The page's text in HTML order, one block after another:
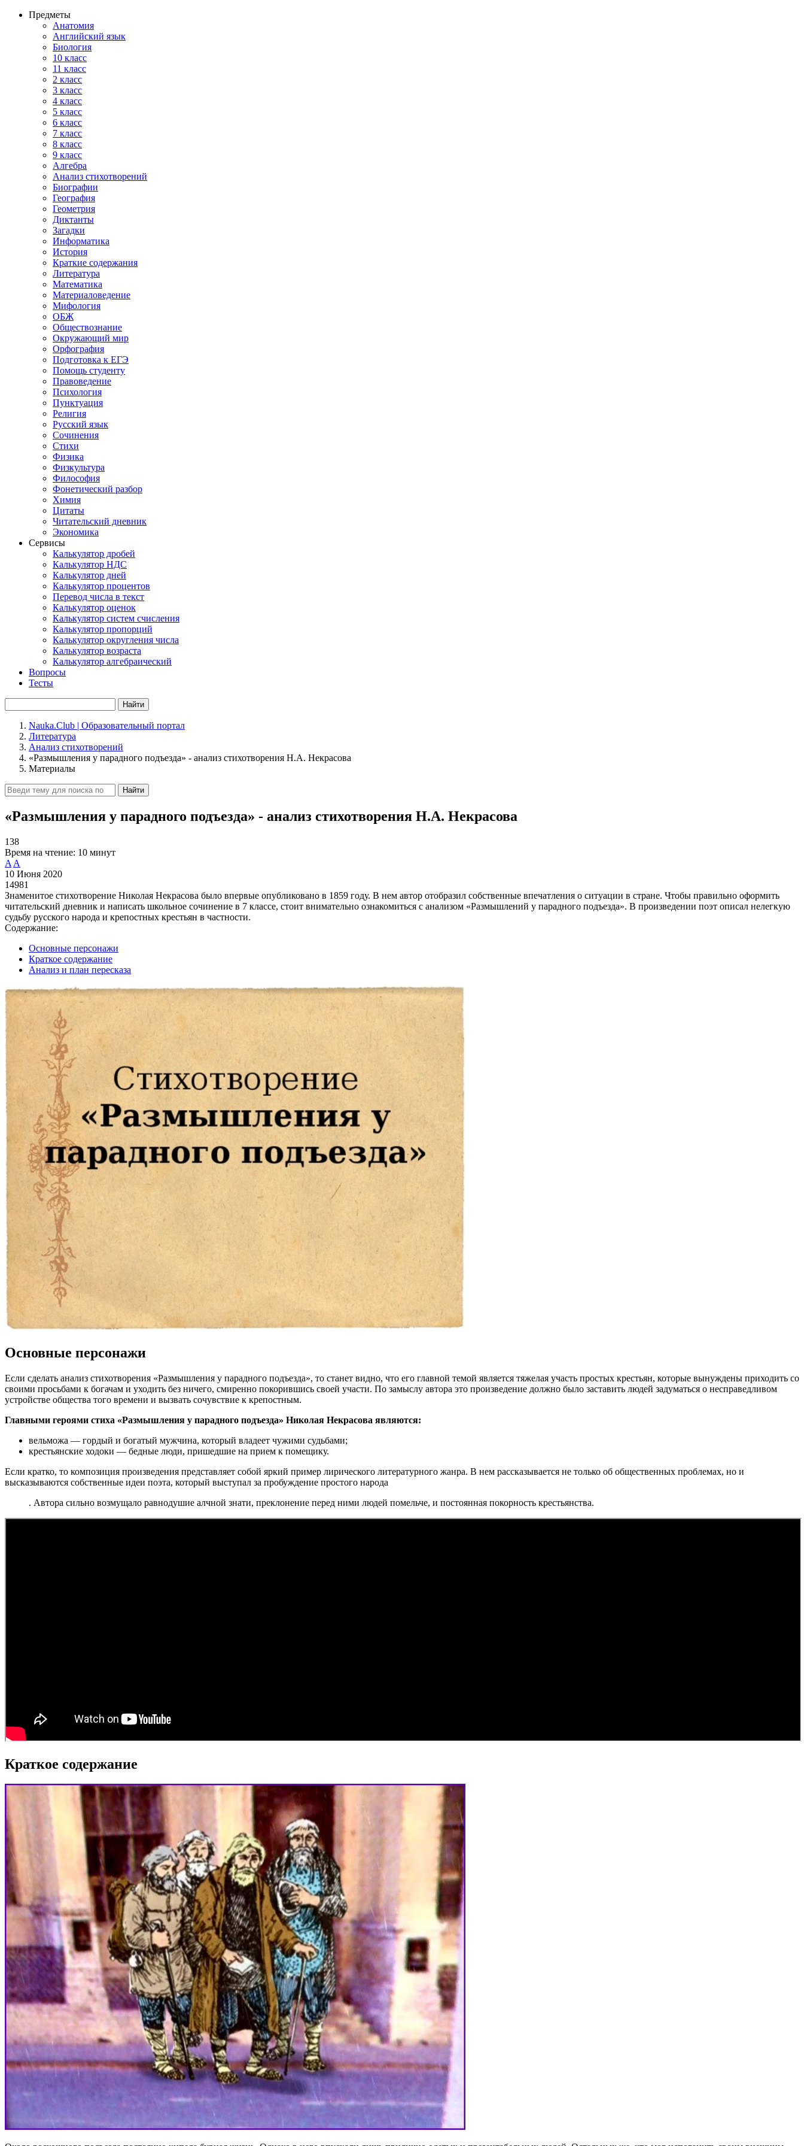
Предметы
Анатомия
Английский язык
Биология
10 класс
11 класс
2 класс
3 класс
4 класс
5 класс
6 класс
7 класс
8 класс
9 класс
Алгебра
Анализ стихотворений
Биографии
География
Геометрия
Диктанты
Загадки
Информатика
История
Краткие содержания
Литература
Математика
Материаловедение
Мифология
ОБЖ
Обществознание
Окружающий мир
Орфография
Подготовка к ЕГЭ
Помощь студенту
Правоведение
Психология
Пунктуация
Религия
Русский язык
Сочинения
Стихи
Физика
Физкультура
Философия
Фонетический разбор
Химия
Цитаты
Читательский дневник
Экономика
Сервисы
Калькулятор дробей
Калькулятор НДС
Калькулятор дней
Калькулятор процентов
Перевод числа в текст
Калькулятор оценок
Калькулятор систем счисления
Калькулятор пропорций
Калькулятор округления числа
Калькулятор возраста
Калькулятор алгебраический
Вопросы
Тесты
Найти
Nauka.Club | Образовательный портал
Литература
Анализ стихотворений
«Размышления у парадного подъезда» - анализ стихотворения Н.А. Некрасова
Материалы
Найти
«Размышления у парадного подъезда» - анализ стихотворения Н.А. Некрасова
138
Время на чтение: 10 минут
A A
10 Июня 2020
14981
Знаменитое стихотворение Николая Некрасова было впервые опубликовано в 1859 году. В нем автор отобразил собственные впечатления о ситуации в стране. Чтобы правильно оформить
читательский дневник и написать школьное сочинение в 7 классе, стоит внимательно ознакомиться с анализом «Размышлений у парадного подъезда». В произведении поэт описал нелегкую
судьбу русского народа и крепостных крестьян в частности.
Содержание:
Основные персонажи
Краткое содержание
Анализ и план пересказа
Основные персонажи
Если сделать анализ стихотворения «Размышления у парадного подъезда», то станет видно, что его главной темой является тяжелая участь простых крестьян, которые вынуждены приходить со
своими просьбами к богачам и уходить без ничего, смиренно покорившись своей участи. По замыслу автора это произведение должно было заставить людей задуматься о несправедливом
устройстве общества того времени и вызвать сочувствие к крепостным.
Главными героями стиха «Размышления у парадного подъезда» Николая Некрасова являются:
вельможа — гордый и богатый мужчина, который владеет чужими судьбами;
крестьянские ходоки — бедные люди, пришедшие на прием к помещику.
Если кратко, то композиция произведения представляет собой яркий пример лирического литературного жанра. В нем рассказывается не только об общественных проблемах, но и
высказываются собственные идеи поэта, который выступал за пробуждение простого народа
. Автора сильно возмущало равнодушие алчной знати, преклонение перед ними людей помельче, и постоянная покорность крестьянства.
Краткое содержание